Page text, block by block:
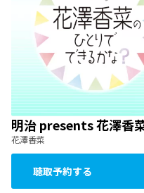
明治 presents 花澤香
花澤香菜
聴取予約する